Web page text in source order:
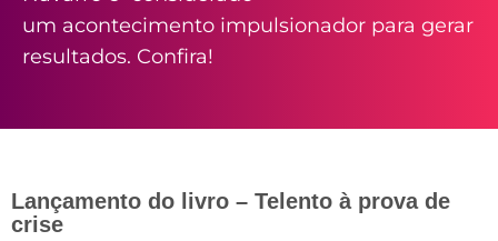
um acontecimento impulsionador para gerar
resultados. Confira!
Lançamento do livro – Telento à prova de
crise